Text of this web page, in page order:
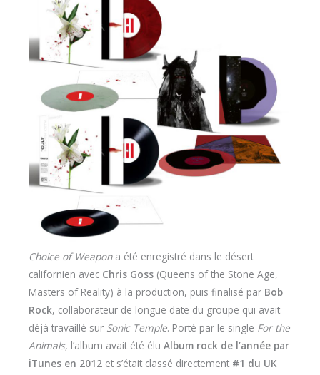
Choice of Weapona été enregistré dans le désert
californien avec Chris Goss (Queens of the Stone Age,
Masters of Reality) à la production, puis finalisé par Bob
Rock, collaborateur de longue date du groupe qui avait
déjà travaillé sur Sonic Temple. Porté par le single For the
Animals, l’album avait été élu Album rock de l’année par
iTunes en 2012 et s’était classé directement #1 du UK